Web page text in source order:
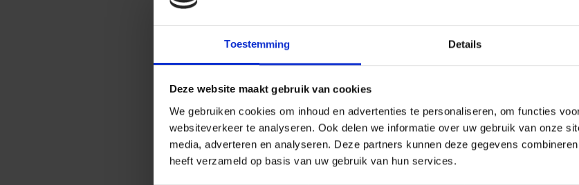
Toestemming Details
Deze website maakt gebruik van cookies
We gebruiken cookies om inhoud en advertenties te personaliseren, om functies
websiteverkeer te analyseren. Ook delen we informatie over uw gebruik van onze
media, adverteren en analyseren. Deze partners kunnen deze gegevens
heeft verzameld op basis van uw gebruik van hun services.